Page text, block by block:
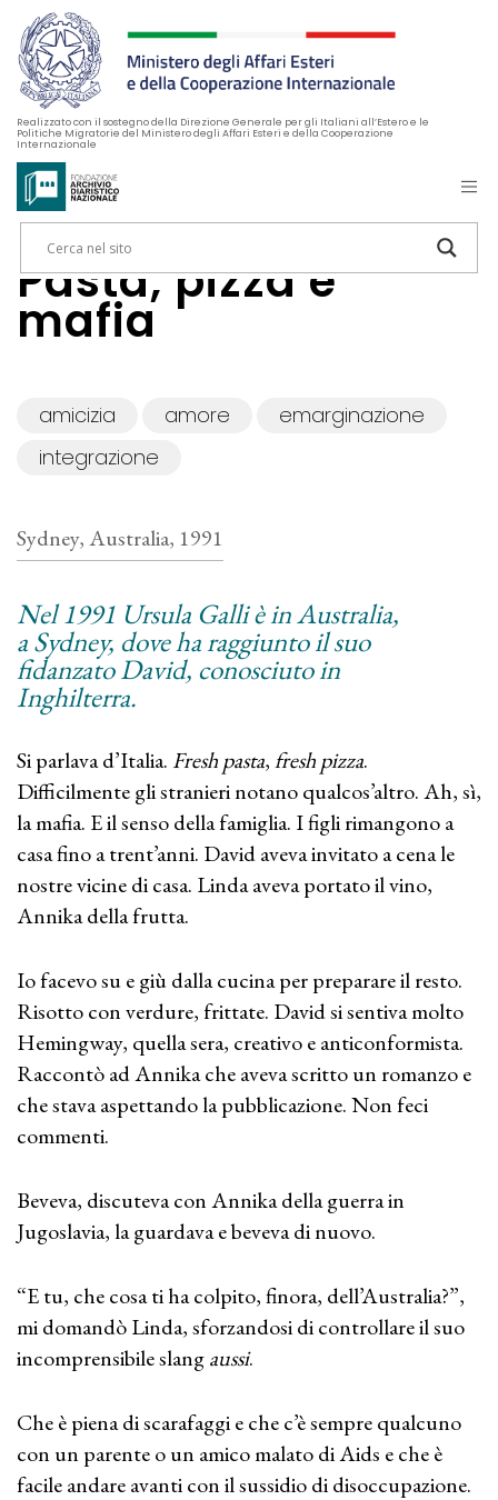
Realizzato con il sostegno della Direzione Generale per gli Italiani all’Estero e le
Politiche Migratorie del Ministero degli Affari Esteri e della Cooperazione
Internazionale
Pasta, pizza e
mafia
amicizia amore
emarginazione
integrazione
Sydney, Australia, 1991
Nel 1991 Ursula Galli è in Australia,
a Sydney, dove ha raggiunto il suo
fidanzato David, conosciuto in
Inghilterra.
Si parlava d’Italia.Fresh pasta,fresh pizza.
Difficilmente gli stranieri notano qualcos’altro. Ah, sì,
la mafia. E il senso della famiglia. I figli rimangono a
casa fino a trent’anni. David aveva invitato a cena le
nostre vicine di casa. Linda aveva portato il vino,
Annika della frutta.
Io facevo su e giù dalla cucina per preparare il resto.
Risotto con verdure, frittate. David si sentiva molto
Hemingway, quella sera, creativo e anticonformista.
Raccontò ad Annika che aveva scritto un romanzo e
che stava aspettando la pubblicazione. Non feci
commenti.
Beveva, discuteva con Annika della guerra in
Jugoslavia, la guardava e beveva di nuovo.
“E tu, che cosa ti ha colpito, finora, dell’Australia?”,
mi domandò Linda, sforzandosi di controllare il suo
incomprensibile slangaussi.
Che è piena di scarafaggi e che c’è sempre qualcuno
con un parente o un amico malato di Aids e che è
facile andare avanti con il sussidio di disoccupazione.